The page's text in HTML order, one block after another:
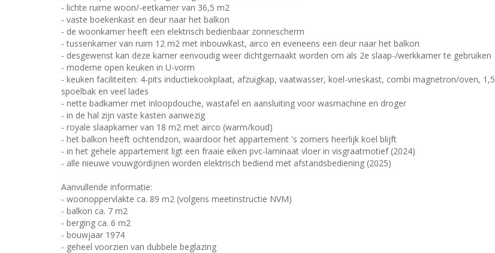
- lichte ruime woon/-eetkamer van 36,5 m2
- vaste boekenkast en deur naar het balkon
- de woonkamer heeft een elektrisch bedienbaar zonnescherm
- tussenkamer van ruim 12 m2 met inbouwkast, airco en eveneens een deur naar het balkon
- desgewenst kan deze kamer eenvoudig weer dichtgemaakt worden om als 2e slaap-/werkkamer te gebruiken
- moderne open keuken in U-vorm
- keuken faciliteiten: 4-pits inductiekookplaat, afzuigkap, vaatwasser, koel-vrieskast, combi magnetron/oven, 1,5
spoelbak en veel lades
- nette badkamer met inloopdouche, wastafel en aansluiting voor wasmachine en droger
- in de hal zijn vaste kasten aanwezig
- royale slaapkamer van 18 m2 met airco (warm/koud)
- het balkon heeft ochtendzon, waardoor het appartement 's zomers heerlijk koel blijft
- in het gehele appartement ligt een fraaie eiken pvc-laminaat vloer in visgraatmotief (2024)
- alle nieuwe vouwgordijnen worden elektrisch bediend met afstandsbediening (2025)
Aanvullende informatie:
- woonoppervlakte ca. 89 m2 (volgens meetinstructie NVM)
- balkon ca. 7 m2
- berging ca. 6 m2
- bouwjaar 1974
- geheel voorzien van dubbele beglazing